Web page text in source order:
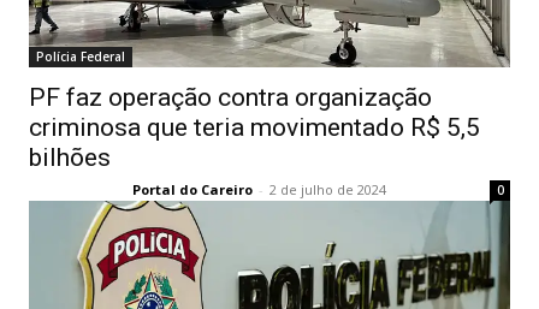
Polícia Federal
PF faz operação contra organização
criminosa que teria movimentado R$ 5,5
bilhões
Portal do Careiro - 2 de julho de 2024 0